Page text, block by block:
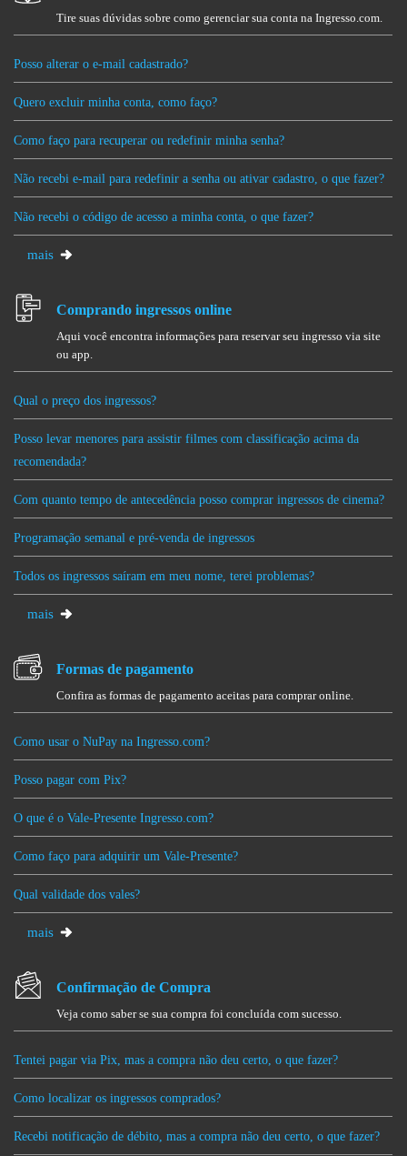
Tire suas dúvidas sobre como gerenciar sua conta na Ingresso.com.
Posso alterar o e-mail cadastrado?
Quero excluir minha conta, como faço?
Como faço para recuperar ou redefinir minha senha?
Não recebi e-mail para redefinir a senha ou ativar cadastro, o que fazer?
Não recebi o código de acesso a minha conta, o que fazer?
mais
Comprando ingressos online
Aqui você encontra informações para reservar seu ingresso via site
ou app.
Qual o preço dos ingressos?
Posso levar menores para assistir filmes com classificação acima da
recomendada?
Com quanto tempo de antecedência posso comprar ingressos de cinema?
Programação semanal e pré-venda de ingressos
Todos os ingressos saíram em meu nome, terei problemas?
mais
Formas de pagamento
Confira as formas de pagamento aceitas para comprar online.
Como usar o NuPay na Ingresso.com?
Posso pagar com Pix?
O que é o Vale-Presente Ingresso.com?
Como faço para adquirir um Vale-Presente?
Qual validade dos vales?
mais
Confirmação de Compra
Veja como saber se sua compra foi concluída com sucesso.
Tentei pagar via Pix, mas a compra não deu certo, o que fazer?
Como localizar os ingressos comprados?
Recebi notificação de débito, mas a compra não deu certo, o que fazer?